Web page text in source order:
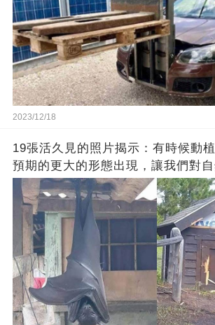
2023/12/18
19張活久見的照片揭示：有時候動
預期的更大的形態出現，讓我們對
到驚嘆